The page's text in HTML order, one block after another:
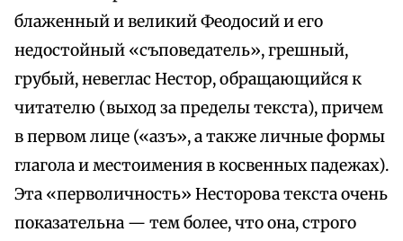
блаженный и великий Феодосий и его
недостойный «съповедатель», грешный,
грубый, невеглас Нестор, обращающийся к
читателю (выход за пределы текста), причем
в первом лице («азъ», а также личные формы
глагола и местоимения в косвенных падежах).
Эта «перволичность» Несторова текста очень
показательна — тем более, что она, строго